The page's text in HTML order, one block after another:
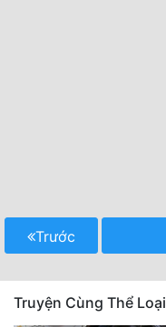
Trước
Truyện Cùng Thể Loại